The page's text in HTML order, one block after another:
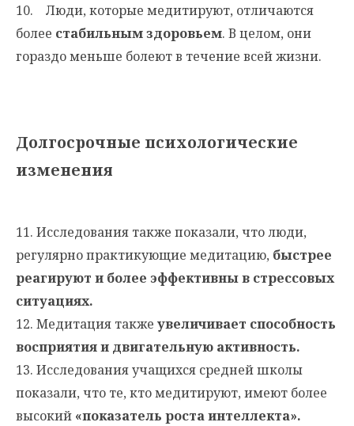
10. Люди, которые медитируют, отличаются
более стабильным здоровьем. В целом, они
гораздо меньше болеют в течение всей жизни.
Долгосрочные психологические
изменения
11. Исследования также показали, что люди,
регулярно практикующие медитацию, быстрее
реагируют и более эффективны в стрессовых
ситуациях.
12. Медитация также увеличивает способность
восприятия и двигательную активность.
13. Исследования учащихся средней школы
показали, что те, кто медитируют, имеют более
высокий «показатель роста интеллекта».